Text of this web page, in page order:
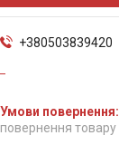
+380503839420
повернення товару